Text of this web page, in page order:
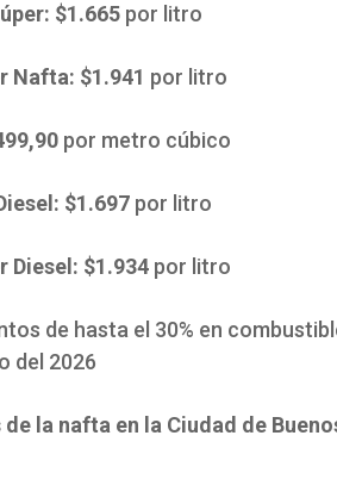
$1.665 por litro
Nafta: $1.941 por litro
por metro cúbico
$1.697 por litro
Diesel: $1.934 por litro
de hasta el 30% en
del 2026
la nafta en la Ciudad de